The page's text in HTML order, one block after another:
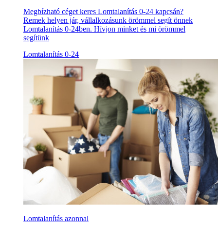
Megbízható céget keres Lomtalanítás 0-24 kapcsán?
Remek helyen jár, vállalkozásunk örömmel segít önnek
Lomtalanítás 0-24ben. Hívjon minket és mi örömmel
segítünk
Lomtalanítás 0-24
Lomtalanítás azonnal